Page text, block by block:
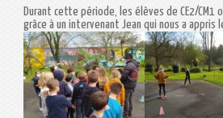
Durant cette période, les élèves de CE2/
grâce à un intervenant Jean qui nous a appris